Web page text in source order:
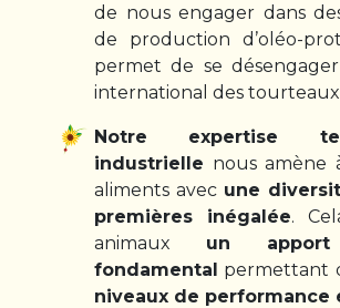
de nous engager dans
de production d’oléo-
permet de se
international des tourteaux
Notre expertise
industrielle nous amène
aliments avec une
premières inégalée.
animaux un apport
fondamental permettant
niveaux de performance